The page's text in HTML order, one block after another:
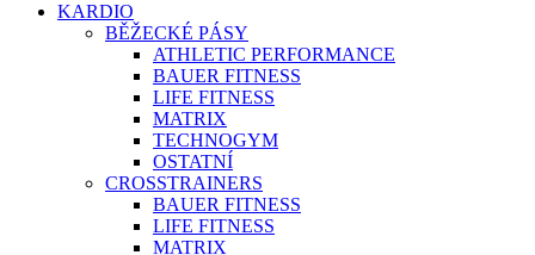
KARDIO
BĚŽECKÉ PÁSY
ATHLETIC PERFORMANCE
BAUER FITNESS
LIFE FITNESS
MATRIX
TECHNOGYM
OSTATNÍ
CROSSTRAINERS
BAUER FITNESS
LIFE FITNESS
MATRIX